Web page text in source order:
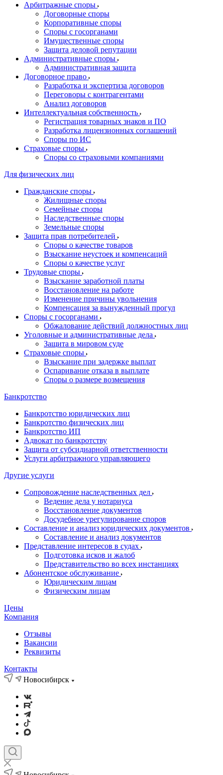
Арбитражные споры
Договорные споры
Корпоративные споры
Споры с госорганами
Имущественные споры
Защита деловой репутации
Административные споры
Административная защита
Договорное право
Разработка и экспертиза договоров
Переговоры с контрагентами
Анализ договоров
Интеллектуальная собственность
Регистрация товарных знаков и ПО
Разработка лицензионных соглашений
Споры по ИС
Страховые споры
Споры со страховыми компаниями
Для физических лиц
Гражданские споры
Жилищные споры
Семейные споры
Наследственные споры
Земельные споры
Защита прав потребителей
Споры о качестве товаров
Взыскание неустоек и компенсаций
Споры о качестве услуг
Трудовые споры
Взыскание заработной платы
Восстановление на работе
Изменение причины увольнения
Компенсация за вынужденный прогул
Споры с госорганами
Обжалование действий должностных лиц
Уголовные и административные дела
Защита в мировом суде
Страховые споры
Взыскание при задержке выплат
Оспаривание отказа в выплате
Споры о размере возмещения
Банкротство
Банкротство юридических лиц
Банкротство физических лиц
Банкротство ИП
Адвокат по банкротству
Защита от субсидиарной ответственности
Услуги арбитражного управляющего
Другие услуги
Сопровождение наследственных дел
Ведение дела у нотариуса
Восстановление документов
Досудебное урегулирование споров
Составление и анализ юридических документов
Составление и анализ документов
Представление интересов в судах
Подготовка исков и жалоб
Представительство во всех инстанциях
Абонентское обслуживание
Юридическим лицам
Физическим лицам
Цены
Компания
Отзывы
Вакансии
Реквизиты
Контакты
Новосибирск